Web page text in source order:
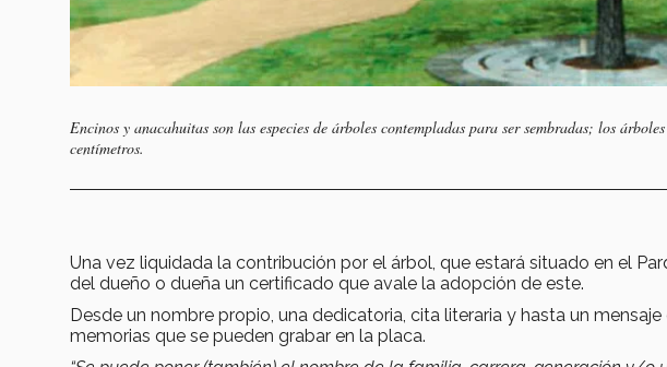
Encinos y anacahuitas son las especies de árboles contempladas para ser sembradas; los
centímetros.
Una vez liquidada la contribución por el árbol, que estará situado en el
del dueño o dueña un certificado que avale la adopción de este.
Desde un nombre propio, una dedicatoria, cita literaria y hasta un
memorias que se pueden grabar en la placa.